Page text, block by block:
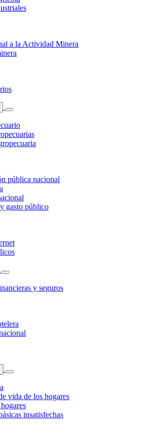
a la Actividad Minera
pública nacional
gasto público
y seguros
vida de los hogares
insatisfechas